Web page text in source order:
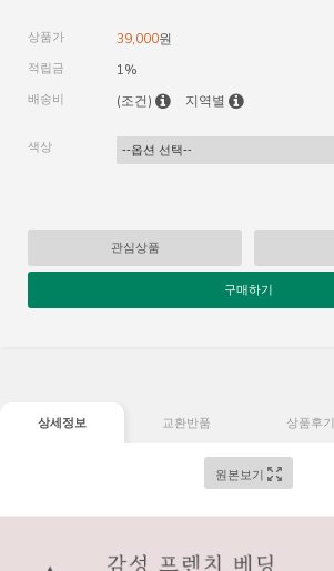
상품가 39,000원
적립금 1%
배송비 (조건) 지역별
색상
관심상품
구매하기
상세정보 교환반품 상품후기
원본보기